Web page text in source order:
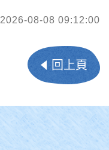
2026-08-08 09:12:00
回上頁